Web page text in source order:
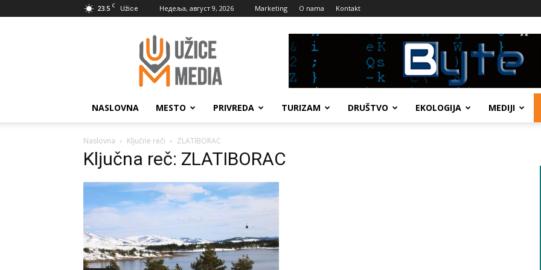
23.5 C Užice Недеља, август 9, 2026 Marketing O nama Kontakt
UžiceMedia
NASLOVNA MESTO PRIVREDA TURIZAM DRUŠTVO EKOLOGIJA MEDIJI
Naslovna Ključne reči ZLATIBORAC
Ključna reč: ZLATIBORAC